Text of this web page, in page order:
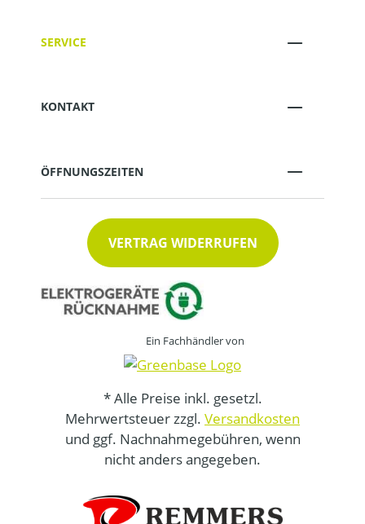
SERVICE
KONTAKT
ÖFFNUNGSZEITEN
VERTRAG WIDERRUFEN
Ein Fachhändler von
* Alle Preise inkl. gesetzl.
Mehrwertsteuer zzgl. Versandkosten
und ggf. Nachnahmegebühren, wenn
nicht anders angegeben.